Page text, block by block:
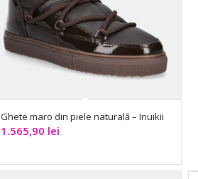
Ghete maro din piele naturală – Inuikii
1.565,90 lei